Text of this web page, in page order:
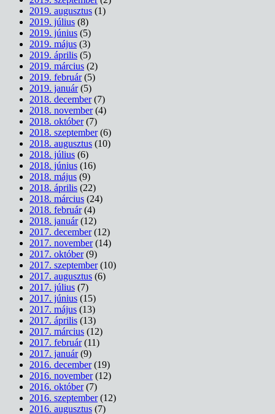
2019. augusztus (1)
2019. július (8)
2019. június (5)
2019. május (3)
2019. április (5)
2019. március (2)
2019. február(5)
2019. január(5)
2018. december(7)
2018. november(4)
2018. október(7)
2018. szeptember(6)
2018. augusztus (10)
2018. július (6)
2018. június (16)
2018. május (9)
2018. április (22)
2018. március (24)
2018. február(4)
2018. január(12)
2017. december(12)
2017. november(14)
2017. október(9)
2017. szeptember(10)
2017. augusztus (6)
2017. július (7)
2017. június (15)
2017. május (13)
2017. április (13)
2017. március (12)
2017. február(11)
2017. január(9)
2016. december(19)
2016. november(12)
2016. október(7)
2016. szeptember(12)
2016. augusztus (7)